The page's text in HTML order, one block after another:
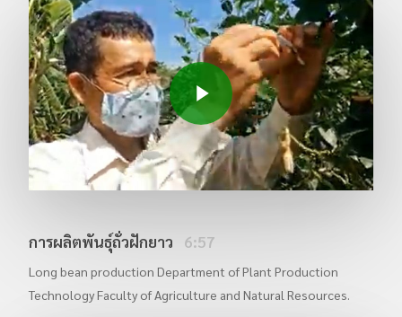
Play Video
การผลิตพันธุ์ถั่วฝักยาว 6:57
Long bean production Department of Plant Production
Technology Faculty of Agriculture and Natural Resources.